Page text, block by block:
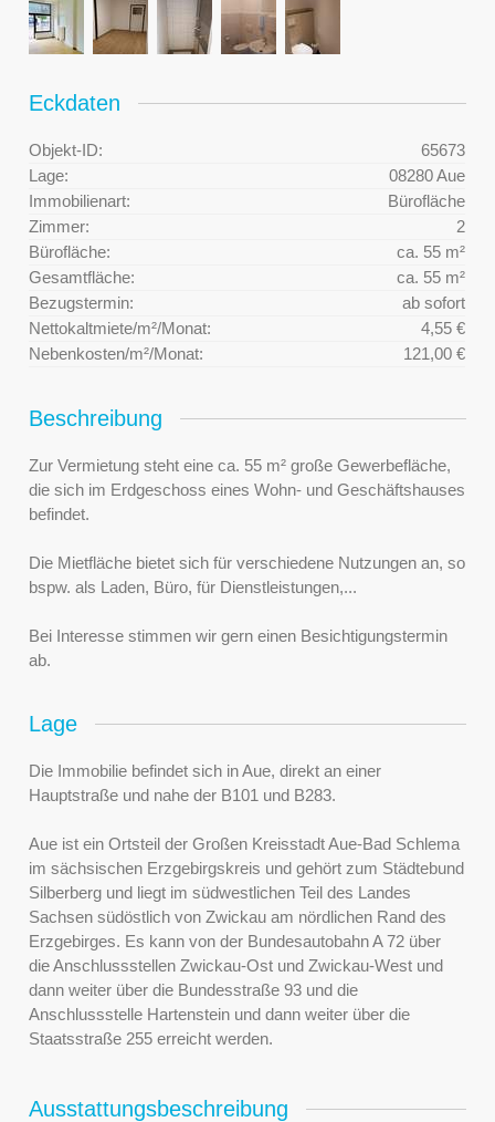
Eckdaten
Objekt-ID:
65673
Lage:
08280 Aue
Immobilienart:
Bürofläche
Zimmer:
2
Bürofläche:
ca. 55 m²
Gesamtfläche:
ca. 55 m²
Bezugstermin:
ab sofort
Nettokaltmiete/m²/Monat:
4,55 €
Nebenkosten/m²/Monat:
121,00 €
Beschreibung
Zur Vermietung steht eine ca. 55 m² große Gewerbefläche,
die sich im Erdgeschoss eines Wohn- und Geschäftshauses
befindet.
Die Mietfläche bietet sich für verschiedene Nutzungen an, so
bspw. als Laden, Büro, für Dienstleistungen,...
Bei Interesse stimmen wir gern einen Besichtigungstermin
ab.
Lage
Die Immobilie befindet sich in Aue, direkt an einer
Hauptstraße und nahe der B101 und B283.
Aue ist ein Ortsteil der Großen Kreisstadt Aue-Bad Schlema
im sächsischen Erzgebirgskreis und gehört zum Städtebund
Silberberg und liegt im südwestlichen Teil des Landes
Sachsen südöstlich von Zwickau am nördlichen Rand des
Erzgebirges. Es kann von der Bundesautobahn A 72 über
die Anschlussstellen Zwickau-Ost und Zwickau-West und
dann weiter über die Bundesstraße 93 und die
Anschlussstelle Hartenstein und dann weiter über die
Staatsstraße 255 erreicht werden.
Ausstattungsbeschreibung